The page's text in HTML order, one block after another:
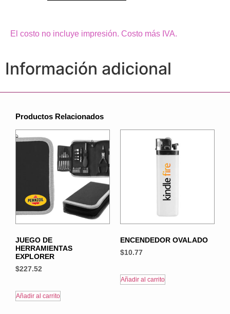
El costo no incluye impresión. Costo más IVA.
Información adicional
Productos Relacionados
JUEGO DE
HERRAMIENTAS
EXPLORER
$227.52
Añadir al carrito
ENCENDEDOR OVALADO
$10.77
Añadir al carrito